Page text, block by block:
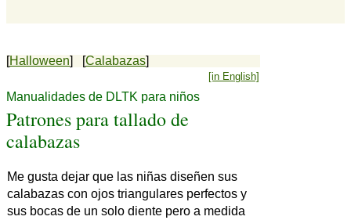
[Halloween] [Calabazas]
[in English]
Manualidades de DLTK para niños
Patrones para tallado de
calabazas
Me gusta dejar que las niñas diseñen sus
calabazas con ojos triangulares perfectos y
sus bocas de un solo diente pero a medida